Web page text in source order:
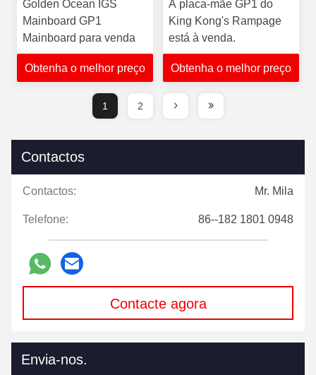
Golden Ocean IGS
Mainboard GP1
Mainboard para venda
Obtenha o melhor preço
A placa-mãe GP1 do
King Kong's Rampage
está à venda.
Obtenha o melhor preço
1 2
Contactos
Contactos: Mr. Mila
Telefone: 86--182 1801 0948
Contacte agora
Envia-nos.